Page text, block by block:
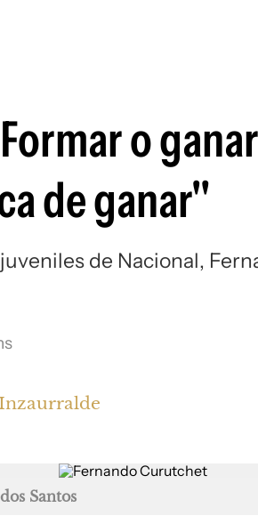
o
de ganar"
de Nacional,
Santos